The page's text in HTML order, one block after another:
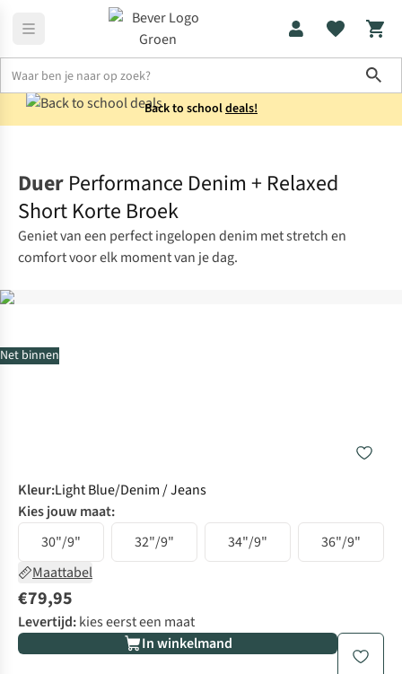
Back to schooldeals!
Net binnen
Duer Performance Denim + Relaxed
Short Korte Broek
Geniet van een perfect ingelopen denim met stretch en
comfort voor elk moment van je dag.
Kleur:Light Blue/Denim / Jeans
Kies jouw maat:
30"/9"
32"/9" 34"/9"
36"/9"
Maattabel
€79,95
Levertijd:kies eerst een maat
In winkelmand